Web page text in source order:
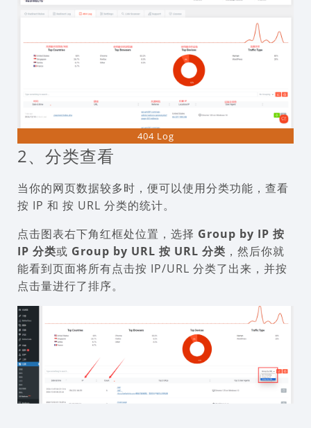
404 Log
2、分类查看
当你的网页数据较多时，便可以使用分类功能，查看
按 IP 和 按 URL 分类的统计。
点击图表右下角红框处位置，选择 Group by IP 按
IP 分类或 Group by URL 按 URL 分类 ，然后你就
能看到页面将所有点击按 IP/URL 分类了出来，并按
点击量进行了排序。